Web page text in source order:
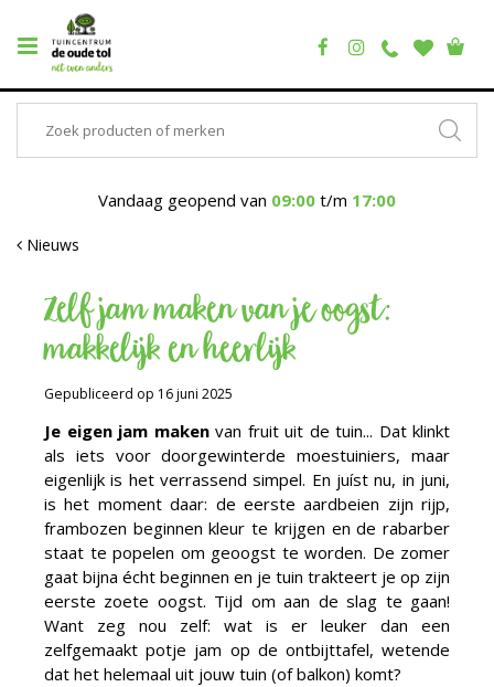
Vandaag geopend van 09:00 t/m 17:00
Nieuws
Zelf jam maken van je oogst:
makkelijk en heerlijk
Gepubliceerd op 16 juni 2025
Je eigen jam makenvan fruit uit de tuin... Dat klinkt
als iets voor doorgewinterde moestuiniers, maar
eigenlijk is het verrassend simpel. En juíst nu, in juni,
is het moment daar: de eerste aardbeien zijn rijp,
frambozen beginnen kleur te krijgen en de rabarber
staat te popelen om geoogst te worden. De zomer
gaat bijna écht beginnen en je tuin trakteert je op zijn
eerste zoete oogst. Tijd om aan de slag te gaan!
Want zeg nou zelf: wat is er leuker dan een
zelfgemaakt potje jam op de ontbijttafel, wetende
dat het helemaal uit jouw tuin (of balkon) komt?